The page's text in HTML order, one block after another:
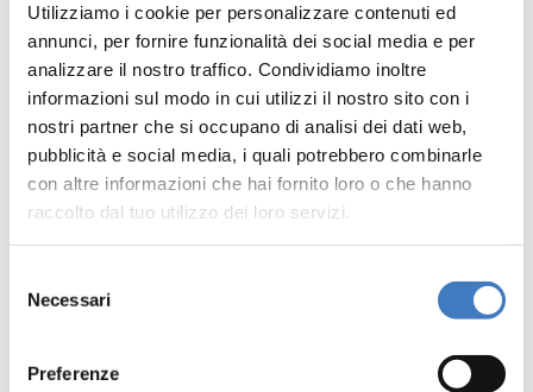
Utilizziamo i cookie per personalizzare contenuti ed
annunci, per fornire funzionalità dei social media e per
analizzare il nostro traffico. Condividiamo inoltre
informazioni sul modo in cui utilizzi il nostro sito con i
nostri partner che si occupano di analisi dei dati web,
pubblicità e social media, i quali potrebbero combinarle
con altre informazioni che hai fornito loro o che hanno
raccolto dal tuo utilizzo dei loro servizi.
delNecessari
Preferenze
venerdì 04.09| ore 19:00
Sabato 05.09
Domenica 06.09 | ore 16:00
Durata: 60 min
Lungolago | Partenza da Largo Vidale